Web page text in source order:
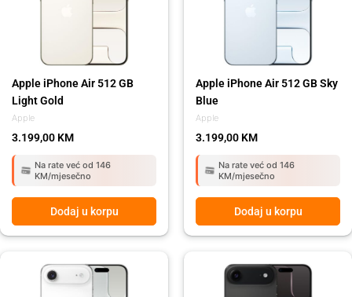
Apple
Apple iPhone Air 512 GB
Light Gold
3.199,00 KM
Na rate već od 146
KM/mjesečno
Dodaj u korpu
Apple
Apple iPhone Air 512 GB Sky
Blue
3.199,00 KM
Na rate već od 146
KM/mjesečno
Dodaj u korpu